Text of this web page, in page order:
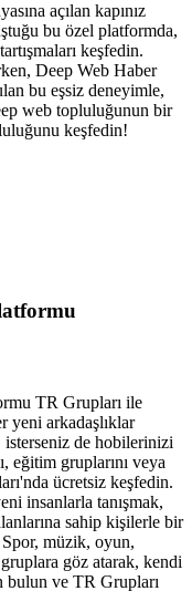
açılan kapınız
bu özel platformda,
keşfedin.
Deep Web Haber
bu eşsiz deneyimle,
web topluluğunun bir
keşfedin!
TR Grupları ile
yeni arkadaşlıklar
de hobilerinizi
eğitim gruplarını veya
ücretsiz keşfedin.
insanlarla tanışmak,
sahip kişilerle bir
müzik, oyun,
göz atarak, kendi
bulun ve TR Grupları